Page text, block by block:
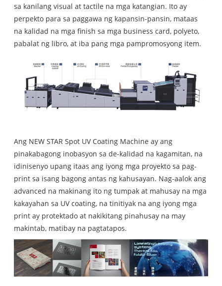
sa kanilang visual at tactile na mga katangian. Ito ay
perpekto para sa paggawa ng kapansin-pansin, mataas
na kalidad na mga finish sa mga business card, polyeto,
pabalat ng libro, at iba pang mga pampromosyong item.
Ang NEW STAR Spot UV Coating Machine ay ang
pinakabagong inobasyon sa de-kalidad na kagamitan, na
idinisenyo upang itaas ang iyong mga proyekto sa pag-
print sa isang bagong antas ng kahusayan. Nag-aalok ang
advanced na makinang ito ng tumpak at mahusay na mga
kakayahan sa UV coating, na tinitiyak na ang iyong mga
print ay protektado at nakikitang pinahusay na may
makintab, matibay na pagtatapos.